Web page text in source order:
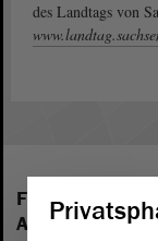
des Landtags von
Folgende
Anhalt